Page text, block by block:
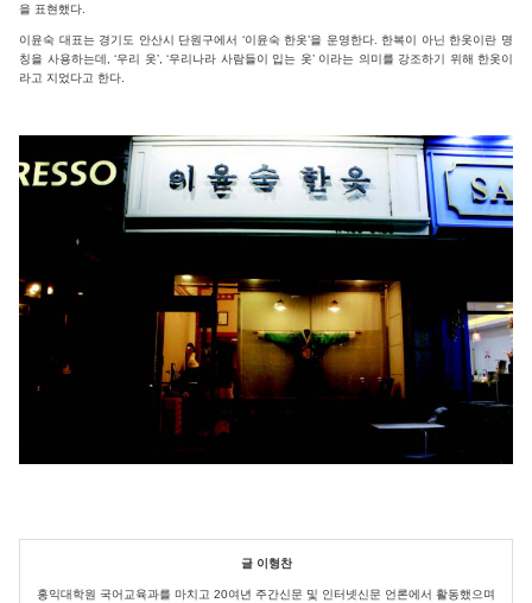
을 표현했다.
이윤숙 대표는 경기도 안산시 단원구에서 ‘이윤숙 한옷’을 운영한다. 한복이 아닌 한옷이란 명
칭을 사용하는데, ‘우리 옷’, ‘우리나라 사람들이 입는 옷’ 이라는 의미를 강조하기 위해 한옷이
라고 지었다고 한다.
글 이형찬
홍익대학원 국어교육과를 마치고 20여년 주간신문 및 인터넷신문 언론에서 활동했으며